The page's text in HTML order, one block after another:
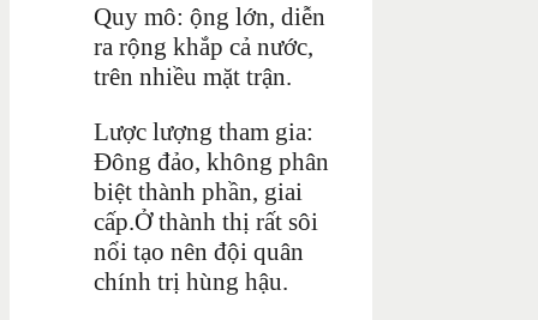
Quy mô: ộng lớn, diễn
ra rộng khắp cả nước,
trên nhiều mặt trận.
Lược lượng tham gia:
Đông đảo, không phân
biệt thành phần, giai
cấp.Ở thành thị rất sôi
nổi tạo nên đội quân
chính trị hùng hậu.